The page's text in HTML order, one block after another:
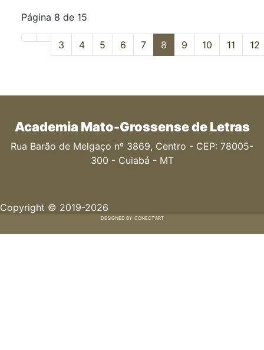
Página 8 de 15
3 4 5 6 7 8 9 10 11 12
Academia Mato-Grossense de Letras
Rua Barão de Melgaço nº 3869, Centro - CEP: 78005-
300 - Cuiabá - MT
Copyright © 2019-2026
DESIGNED BY: CONECT'ART